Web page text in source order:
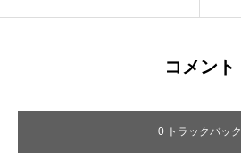
コメント
0 トラックバック